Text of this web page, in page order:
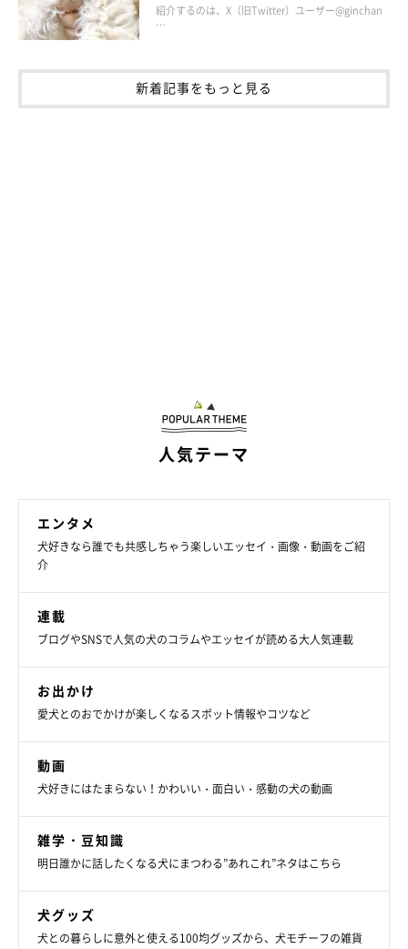
息子たちが帰宅したときの喜びようはすさまじかった
家族のことが大好きなゆずちゃん。飼い主さんは今日も熱烈歓迎
写真・取材協力／＠Yuzu_Shiba0509さん／X（旧Twitter）
取材・文／仲田陽子
※この記事は投稿者さまに取材し、了承の上制作したものです。
2024年9月時点の情報であり、現在と異なる場合があります。
紹介するのは、X（旧Twitter）ユーザー@ginchan
…
新着記事をもっと見る
人気テーマ
エンタメ
犬好きなら誰でも共感しちゃう楽しいエッセイ・画像・動画をご紹
介
連載
ブログやSNSで人気の犬のコラムやエッセイが読める大人気連載
お出かけ
愛犬とのおでかけが楽しくなるスポット情報やコツなど
動画
犬好きにはたまらない！かわいい・面白い・感動の犬の動画
雑学・豆知識
明日誰かに話したくなる犬にまつわる”あれこれ”ネタはこちら
犬グッズ
犬との暮らしに意外と使える100均グッズから、犬モチーフの雑貨